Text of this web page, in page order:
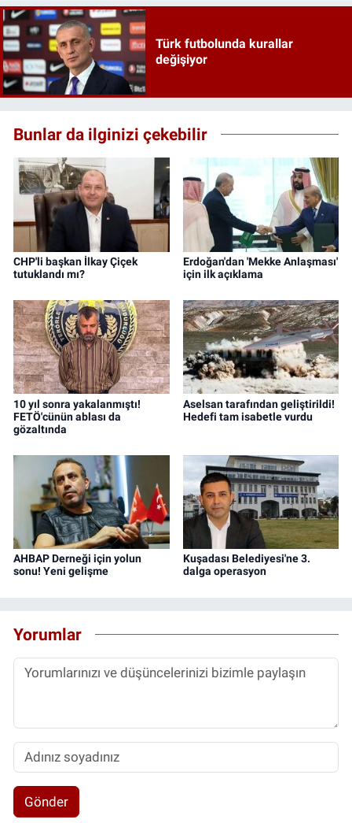
Türk futbolunda kurallar
değişiyor
Bunlar da ilginizi çekebilir
CHP'li başkan İlkay Çiçek
tutuklandı mı?
Erdoğan'dan 'Mekke Anlaşması'
için ilk açıklama
10 yıl sonra yakalanmıştı!
FETÖ'cünün ablası da
gözaltında
Aselsan tarafından geliştirildi!
Hedefi tam isabetle vurdu
AHBAP Derneği için yolun
sonu! Yeni gelişme
Kuşadası Belediyesi'ne 3.
dalga operasyon
Yorumlar
Gönder